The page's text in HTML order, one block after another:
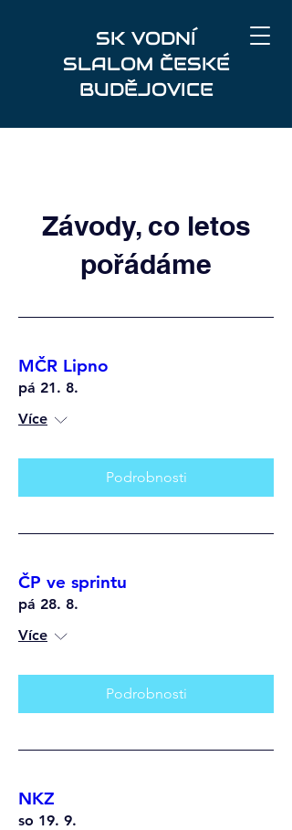
SK VODNÍ
SLALOM ČESKÉ
BUDĚJOVICE
Závody, co letos
pořádáme
MČR Lipno
pá 21. 8.
Více
Podrobnosti
ČP ve sprintu
pá 28. 8.
Více
Podrobnosti
NKZ
so 19. 9.